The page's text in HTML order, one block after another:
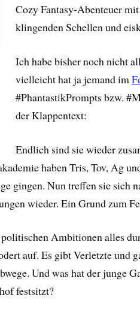
Cozy Fantasy-Abenteuer
klingenden Schellen und
Ich habe bisher noch nicht
vielleicht hat ja jemand im
#PhantastikPrompts bzw.
der Klappentext:
Endlich sind sie wieder
haben Tris, Tov, Ag
gingen. Nun treffen sie sich
wieder. Ein Grund zum
Ambitionen alles
auf. Es gibt Verletzte und
Und was hat der junge
festsitzt?